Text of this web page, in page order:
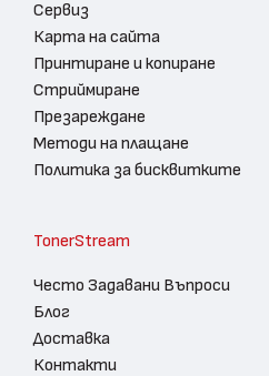
Сервиз
Карта на сайта
Принтиране и копиране
Стриймиране
Презареждане
Методи на плащане
Политика за бисквитките
TonerStream
Често Задавани Въпроси
Блог
Доставка
Контакти